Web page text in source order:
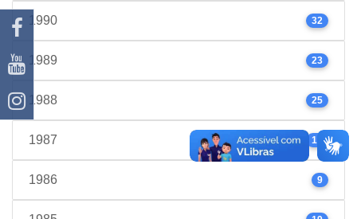
1990 32
1989 23
1988 25
1987 17
1986 9